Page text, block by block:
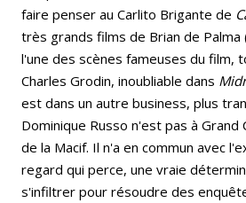
faire penser au Carlito Brigante de
très grands films de Brian de Palma
l'une des scènes fameuses du film,
Charles Grodin, inoubliable dans
est dans un autre business, plus
Dominique Russo n'est pas à Grand
de la Macif. Il n'a en commun avec
regard qui perce, une vraie
s'infiltrer pour résoudre des